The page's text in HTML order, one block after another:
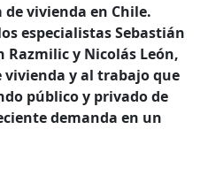
de vivienda en Chile.
especialistas Sebastián
Razmilic y Nicolás León,
y al trabajo que
público y privado de
demanda en un